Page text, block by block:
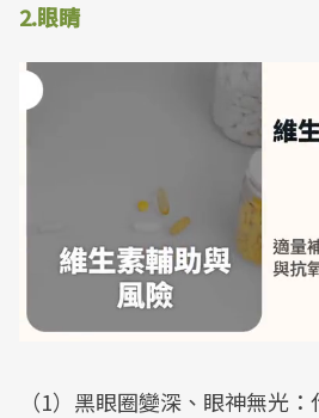
2.眼睛
（1）黑眼圈變深、眼神無光